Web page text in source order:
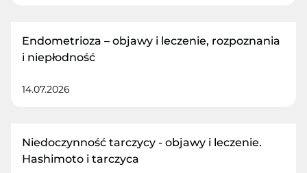
Endometrioza – objawy i leczenie, rozpoznania
i niepłodność
14.07.2026
Niedoczynność tarczycy - objawy i leczenie.
Hashimoto i tarczyca